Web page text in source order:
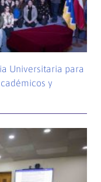
Universitaria para
y